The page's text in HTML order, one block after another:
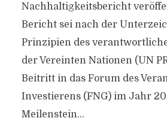
Nachhaltigkeitsbericht
Bericht sei nach der
Prinzipien des
der Vereinten Nationen (UN
Beitritt in das Forum des
Investierens (FNG) im Jahr
Meilenstein...